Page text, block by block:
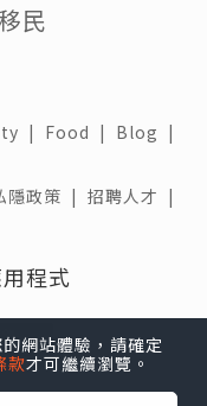
網站體驗，請確定
款才可繼續瀏覽。
民
| Food | Blog |
隱政策 | 招聘人才 |
程式